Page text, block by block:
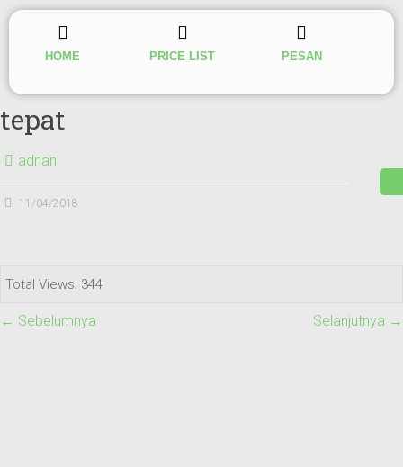
HOME PRICE LIST PESAN
tepat
adnan
11/04/2018
Total Views: 344
← Sebelumnya Selanjutnya →